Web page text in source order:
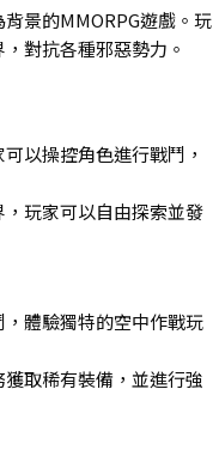
景的MMORPG遊戲。玩
對抗各種邪惡勢力。
以操控角色進行戰鬥，
，玩家可以自由探索並發
，體驗獨特的空中作戰玩
獲取稀有裝備，並進行強